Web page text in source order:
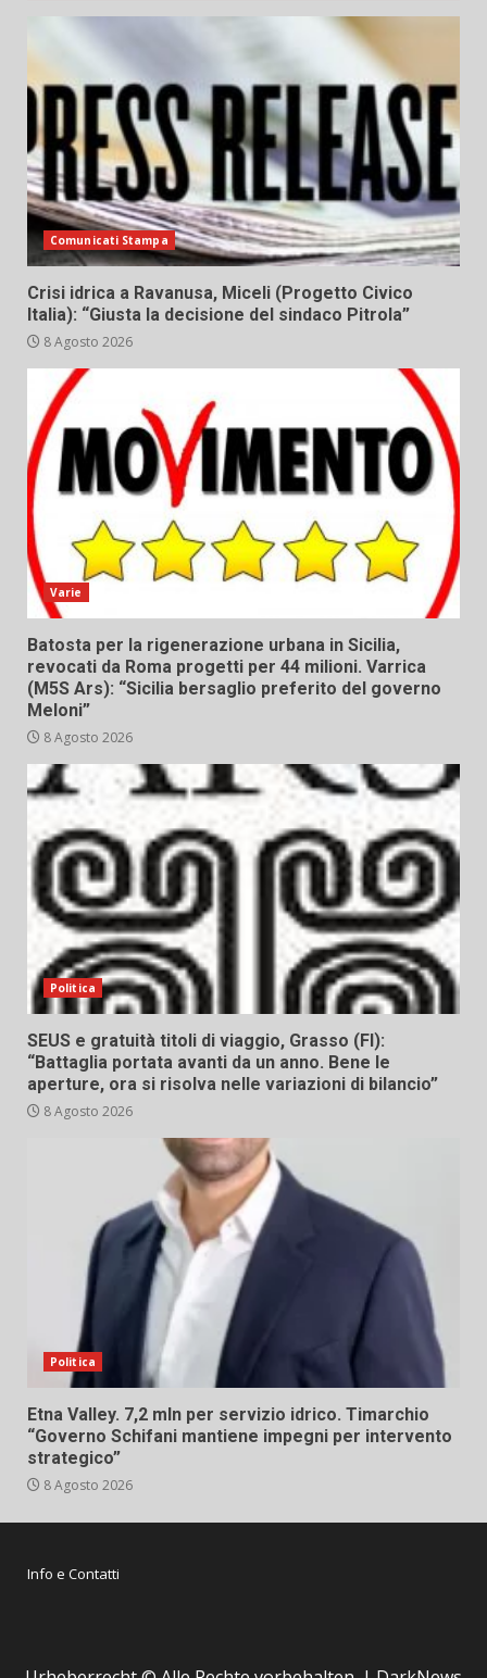
Comunicati Stampa
Crisi idrica a Ravanusa, Miceli (Progetto Civico
Italia): “Giusta la decisione del sindaco Pitrola”
8 Agosto 2026
Varie
Batosta per la rigenerazione urbana in Sicilia,
revocati da Roma progetti per 44 milioni. Varrica
(M5S Ars): “Sicilia bersaglio preferito del governo
Meloni”
8 Agosto 2026
Politica
SEUS e gratuità titoli di viaggio, Grasso (FI):
“Battaglia portata avanti da un anno. Bene le
aperture, ora si risolva nelle variazioni di bilancio”
8 Agosto 2026
Politica
Etna Valley. 7,2 mln per servizio idrico. Timarchio
“Governo Schifani mantiene impegni per intervento
strategico”
8 Agosto 2026
Info e Contatti